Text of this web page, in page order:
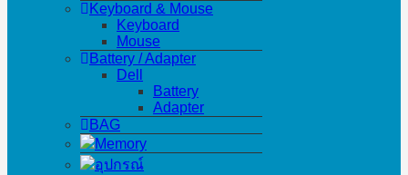
Keyboard & Mouse
Keyboard
Mouse
Battery / Adapter
Dell
Battery
Adapter
BAG
Memory
อุปกรณ์